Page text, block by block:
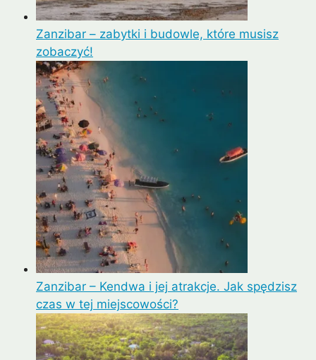
Zanzibar – zabytki i budowle, które musisz
zobaczyć!
Zanzibar – Kendwa i jej atrakcje. Jak spędzisz
czas w tej miejscowości?